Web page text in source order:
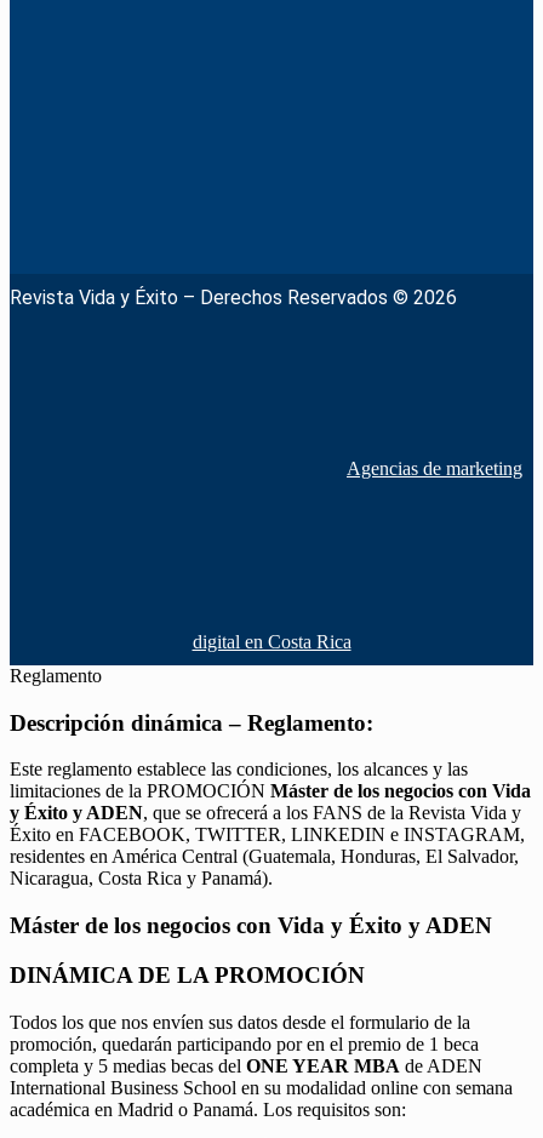
Revista Vida y Éxito – Derechos Reservados © 2026
Agencias de marketing
digital en Costa Rica
Reglamento
Descripción dinámica – Reglamento:
Este reglamento establece las condiciones, los alcances y las
limitaciones de la PROMOCIÓN Máster de los negocios con Vida
y Éxito y ADEN, que se ofrecerá a los FANS de la Revista Vida y
Éxito en FACEBOOK, TWITTER, LINKEDIN e INSTAGRAM,
residentes en América Central (Guatemala, Honduras, El Salvador,
Nicaragua, Costa Rica y Panamá).
Máster de los negocios con Vida y Éxito y ADEN
DINÁMICA DE LA PROMOCIÓN
Todos los que nos envíen sus datos desde el formulario de la
promoción, quedarán participando por en el premio de 1 beca
completa y 5 medias becas del ONE YEAR MBA de ADEN
International Business School en su modalidad online con semana
académica en Madrid o Panamá. Los requisitos son: